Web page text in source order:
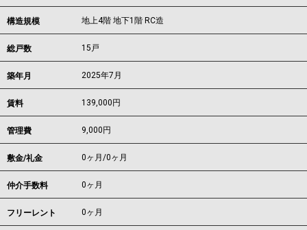
構造規模 地上4階 地下1階 RC造
総戸数 15戸
築年月 2025年7月
賃料 139,000 円
管理費 9,000円
敷金/礼金 0ヶ月/0ヶ月
仲介手数料 0ヶ月
フリーレント 0ヶ月